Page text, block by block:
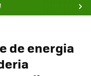
de energia